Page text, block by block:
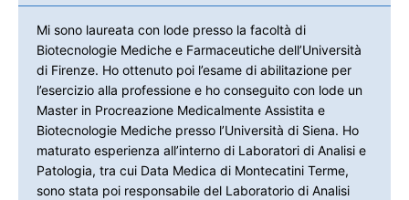
Mi sono laureata con lode presso la facoltà di
Biotecnologie Mediche e Farmaceutiche dell’Università
di Firenze. Ho ottenuto poi l’esame di abilitazione per
l’esercizio alla professione e ho conseguito con lode un
Master in Procreazione Medicalmente Assistita e
Biotecnologie Mediche presso l’Università di Siena. Ho
maturato esperienza all’interno di Laboratori di Analisi e
Patologia, tra cui Data Medica di Montecatini Terme,
sono stata poi responsabile del Laboratorio di Analisi